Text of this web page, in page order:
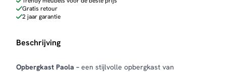
Gratis retour
2 jaar garantie
Beschrijving
Opbergkast Paola – een stijlvolle opbergkast van